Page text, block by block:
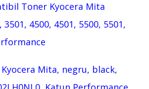
Toner Kyocera Mita
3501, 4500, 4501, 5500, 5501,
Kyocera Mita, negru, black,